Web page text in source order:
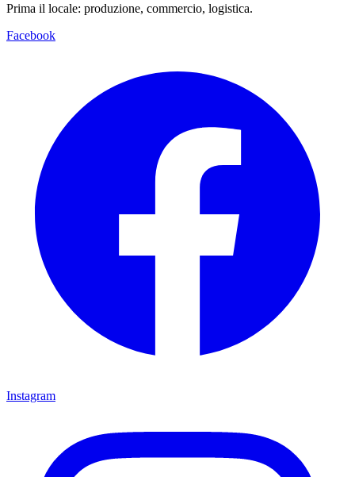
Prima il locale: produzione, commercio, logistica.
Facebook
Instagram